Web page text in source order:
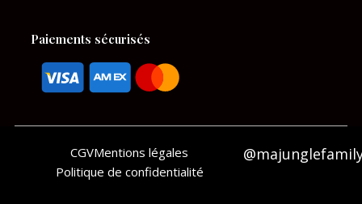
Paiements sécurisés
CGVMentions légales
Politique de confidentialité